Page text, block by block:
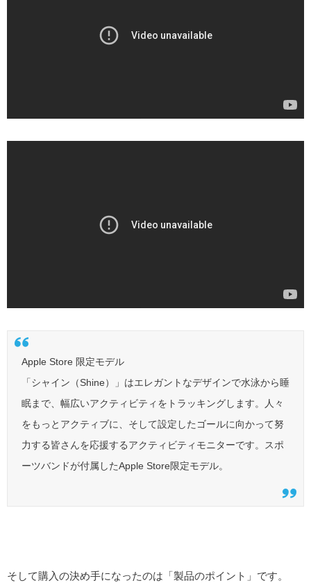
Apple Store 限定モデル
「シャイン（Shine）」はエレガントなデザインで水泳から睡
眠まで、幅広いアクティビティをトラッキングします。人々
をもっとアクティブに、そして設定したゴールに向かって努
力する皆さんを応援するアクティビティモニターです。スポ
ーツバンドが付属したApple Store限定モデル。
そして購入の決め手になったのは「製品のポイント」です。